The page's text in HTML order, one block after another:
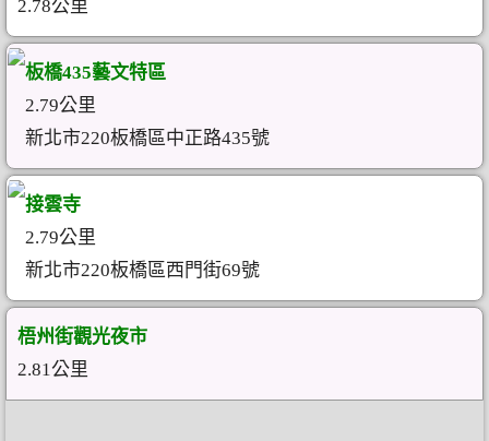
2.78公里
板橋435藝文特區
2.79公里
新北市220板橋區中正路435號
接雲寺
2.79公里
新北市220板橋區西門街69號
梧州街觀光夜市
2.81公里